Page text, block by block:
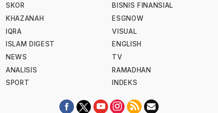
SKOR
KHAZANAH
IQRA
ISLAM DIGEST
NEWS
ANALISIS
SPORT
BISNIS FINANSIAL
ESGNOW
VISUAL
ENGLISH
TV
RAMADHAN
INDEKS